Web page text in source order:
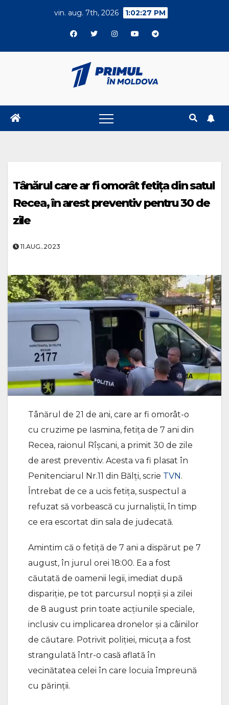
vin. aug. 7th, 2026 1:02:27 PM
Tânărul care ar fi omorât fetița din satul
Recea, în arest preventiv pentru 30 de
zile
11.AUG..2023
Tânărul de 21 de ani, care ar fi omorât-o
cu cruzime pe Iasmina, fetița de 7 ani din
Recea, raionul Rîșcani, a primit 30 de zile
de arest preventiv. Acesta va fi plasat în
Penitenciarul Nr.11 din Bălți, scrie TVN.
Întrebat de ce a ucis fetița, suspectul a
refuzat să vorbească cu jurnaliștii, în timp
ce era escortat din sala de judecată.
Amintim că o fetiță de 7 ani a dispărut pe 7
august, în jurul orei 18:00. Ea a fost
căutată de oamenii legii, imediat după
dispariție, pe tot parcursul nopții și a zilei
de 8 august prin toate acțiunile speciale,
inclusiv cu implicarea dronelor și a câinilor
de căutare. Potrivit poliției, micuța a fost
strangulată într-o casă aflată în
vecinătatea celei în care locuia împreună
cu părinții.